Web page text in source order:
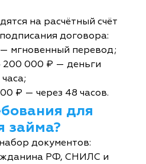
на расчётный счёт
договора:
мгновенный перевод;
200 000 ₽ — деньги
₽ — через 48 часов.
для
займа?
документов:
РФ, СНИЛС и